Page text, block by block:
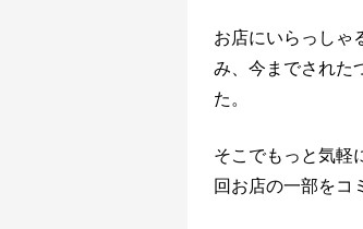
お店にいらっしゃ
み、今までされた
た。
そこでもっと気軽
回お店の一部をコ